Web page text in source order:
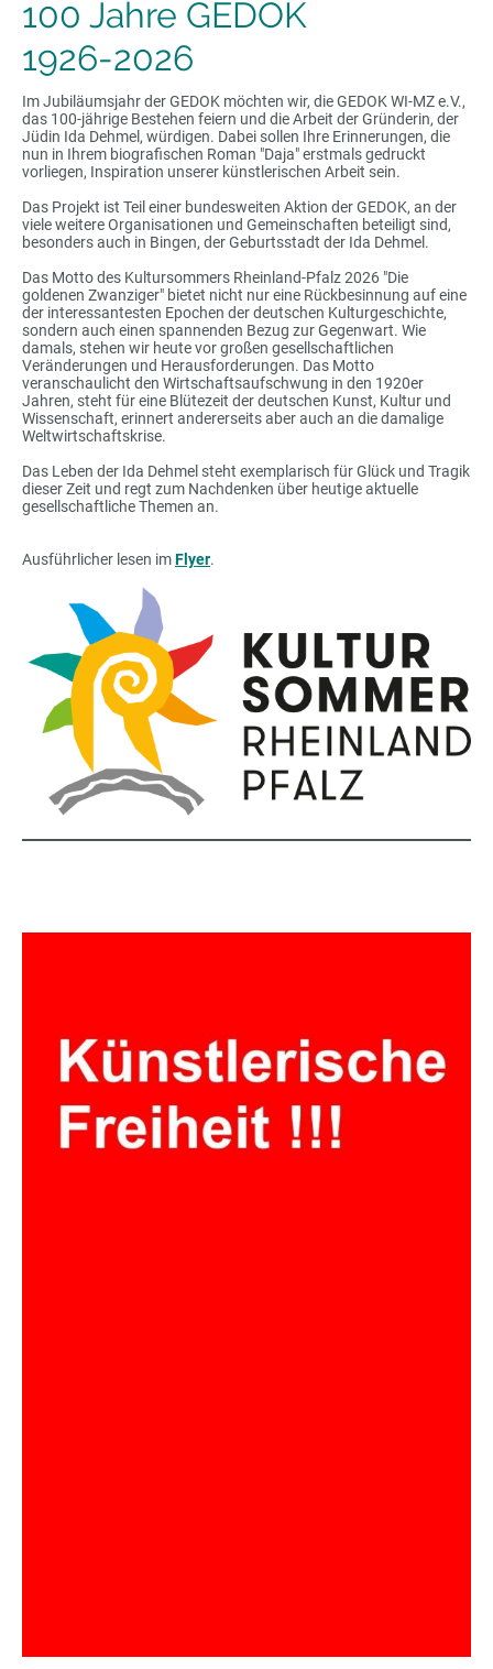
100 Jahre GEDOK
1926-2026
Im Jubiläumsjahr der GEDOK möchten wir, die GEDOK WI-MZ e.V.,
das 100-jährige Bestehen feiern und die Arbeit der Gründerin, der
Jüdin Ida Dehmel, würdigen. Dabei sollen Ihre Erinnerungen, die
nun in Ihrem biografischen Roman "Daja" erstmals gedruckt
vorliegen, Inspiration unserer künstlerischen Arbeit sein.
Das Projekt ist Teil einer bundesweiten Aktion der GEDOK, an der
viele weitere Organisationen und Gemeinschaften beteiligt sind,
besonders auch in Bingen, der Geburtsstadt der Ida Dehmel.
Das Motto des Kultursommers Rheinland-Pfalz 2026 "Die
goldenen Zwanziger" bietet nicht nur eine Rückbesinnung auf eine
der interessantesten Epochen der deutschen Kulturgeschichte,
sondern auch einen spannenden Bezug zur Gegenwart. Wie
damals, stehen wir heute vor großen gesellschaftlichen
Veränderungen und Herausforderungen. Das Motto
veranschaulicht den Wirtschaftsaufschwung in den 1920er
Jahren, steht für eine Blütezeit der deutschen Kunst, Kultur und
Wissenschaft, erinnert andererseits aber auch an die damalige
Weltwirtschaftskrise.
Das Leben der Ida Dehmel steht exemplarisch für Glück und Tragik
dieser Zeit und regt zum Nachdenken über heutige aktuelle
gesellschaftliche Themen an.
Ausführlicher lesen imFlyer.